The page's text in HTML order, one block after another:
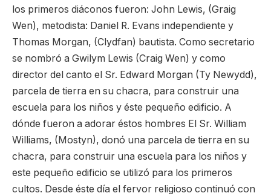
los primeros diáconos fueron: John Lewis, (Graig
Wen), metodista: Daniel R. Evans independiente y
Thomas Morgan, (Clydfan) bautista. Como secretario
se nombró a Gwilym Lewis (Craig Wen) y como
director del canto el Sr. Edward Morgan (Ty Newydd),
parcela de tierra en su chacra, para construir una
escuela para los niños y éste pequeño edificio. A
dónde fueron a adorar éstos hombres El Sr. William
Williams, (Mostyn), donó una parcela de tierra en su
chacra, para construir una escuela para los niños y
este pequeño edificio se utilizó para los primeros
cultos. Desde éste día el fervor religioso continuó con